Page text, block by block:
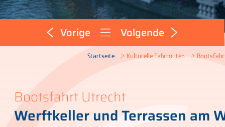
Vorige Volgende
Startseite Kulturelle Fahrrouten
Bootsfahrt Utrecht
Werftkeller und Terrassen am